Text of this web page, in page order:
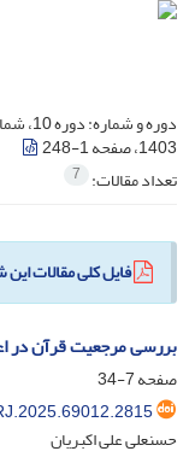
دوره و شماره:
1403، صفحه 1-248
تعداد مقالات: 7
فایل کلی مقالات
بررسی مرجعیت قرآن در
صفحه7-34
حسنعلی علی اکبریان